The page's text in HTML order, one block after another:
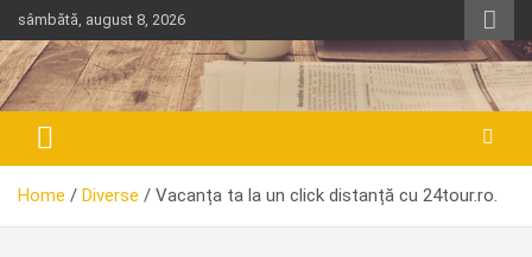
Skip
to
content
sâmbătă, august 8, 2026
Home Diverse Vacanța ta la un click distanță cu 24tour.ro.